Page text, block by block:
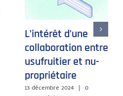
L’intérêt d’une
collaboration entre
usufruitier et nu-
propriétaire
13 décembre 2024 | 0